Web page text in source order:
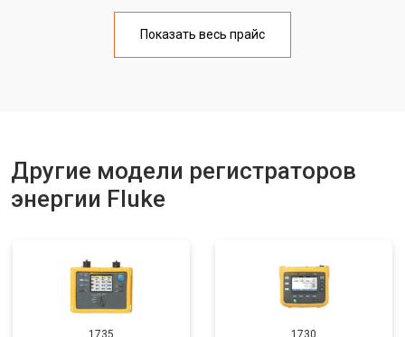
Показать весь прайс
Другие модели регистраторов
энергии Fluke
1735 1730